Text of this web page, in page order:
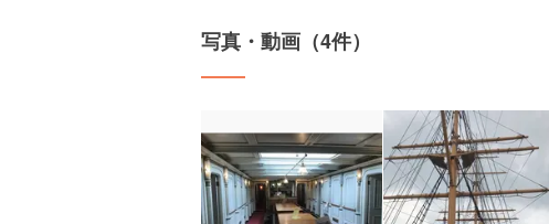
写真・動画（4件）